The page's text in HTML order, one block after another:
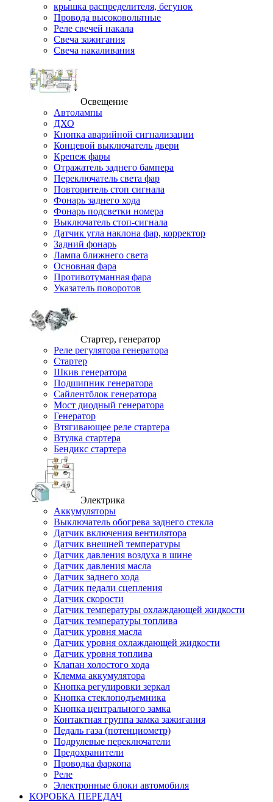
крышка распределителя, бегунок
Провода высоковольтные
Реле свечей накала
Свеча зажигания
Свеча накаливания
Освещение
Автолампы
ДХО
Кнопка аварийной сигнализации
Концевой выключатель двери
Крепеж фары
Отражатель заднего бампера
Переключатель света фар
Повторитель стоп сигнала
Фонарь заднего хода
Фонарь подсветки номера
Выключатель стоп-сигнала
Датчик угла наклона фар, корректор
Задний фонарь
Лампа ближнего света
Основная фара
Противотуманная фара
Указатель поворотов
Стартер, генератор
Реле регулятора генератора
Стартер
Шкив генератора
Подшипник генератора
Сайлентблок генератора
Мост диодный генератора
Генератор
Втягивающее реле стартера
Втулка стартера
Бендикс стартера
Электрика
Аккумуляторы
Выключатель обогрева заднего стекла
Датчик включения вентилятора
Датчик внешней температуры
Датчик давления воздуха в шине
Датчик давления масла
Датчик заднего хода
Датчик педали сцепления
Датчик скорости
Датчик температуры охлаждающей жидкости
Датчик температуры топлива
Датчик уровня масла
Датчик уровня охлаждающей жидкости
Датчик уровня топлива
Клапан холостого хода
Клемма аккумулятора
Кнопка регулировки зеркал
Кнопка стеклоподъемника
Кнопка центрального замка
Контактная группа замка зажигания
Педаль газа (потенциометр)
Подрулевые переключатели
Предохранители
Проводка фаркопа
Реле
Электронные блоки автомобиля
КОРОБКА ПЕРЕДАЧ